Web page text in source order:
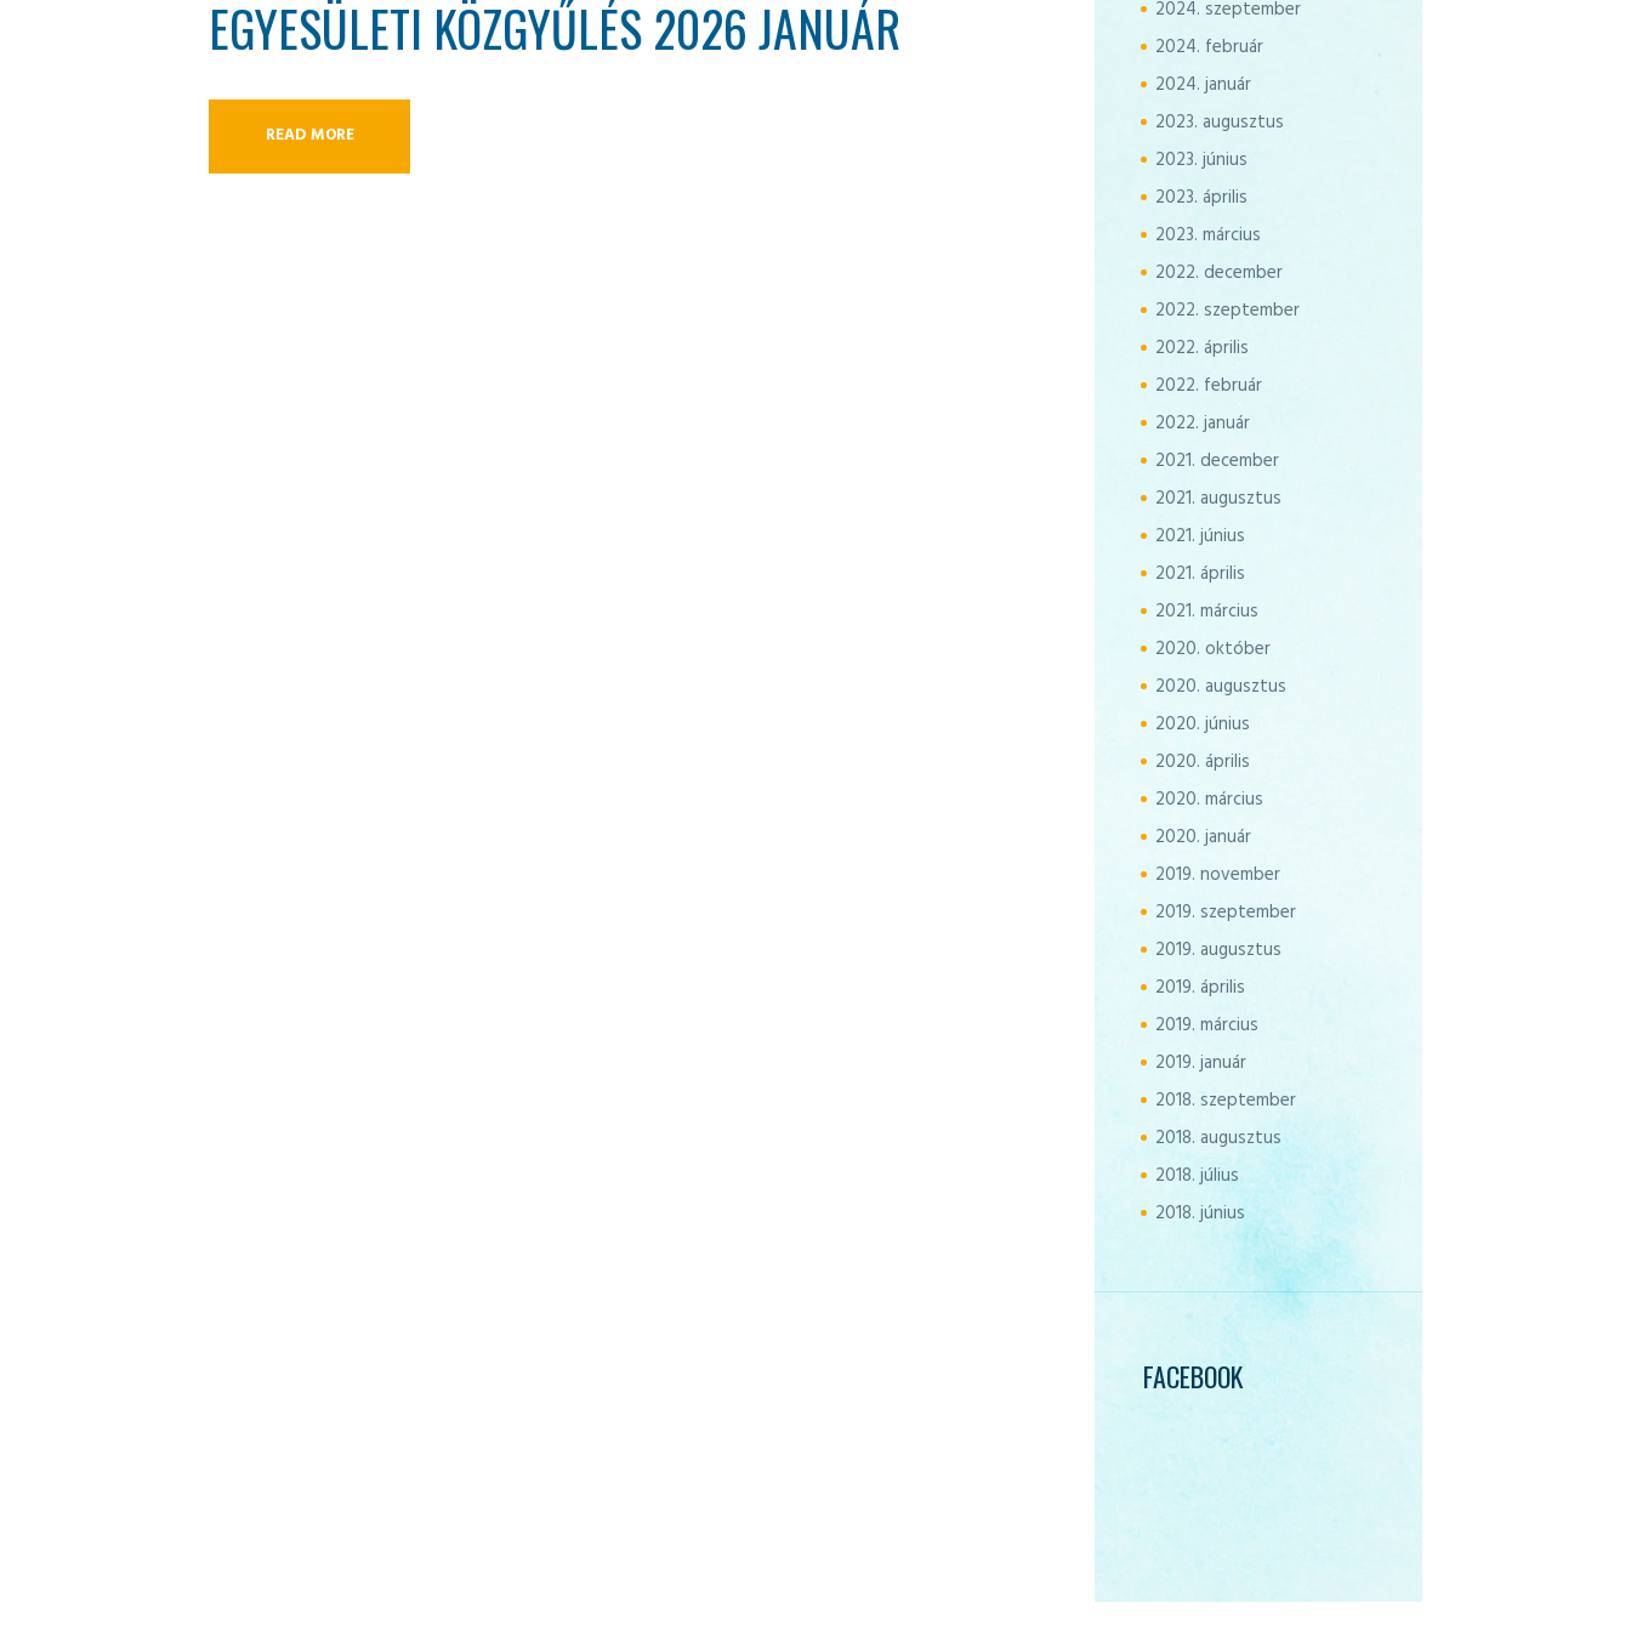
EGYESÜLETI KÖZGYŰLÉS 2026 JANUÁR
READ MORE
2024. szeptember
2024. február
2024.január
2023. augusztus
2023.június
2023. április
2023. március
2022. december
2022. szeptember
2022. április
2022. február
2022.január
2021. december
2021. augusztus
2021.június
2021. április
2021. március
2020. október
2020. augusztus
2020.június
2020. április
2020. március
2020.január
2019. november
2019. szeptember
2019. augusztus
2019. április
2019. március
2019.január
2018. szeptember
2018. augusztus
2018.július
2018.június
FACEBOOK